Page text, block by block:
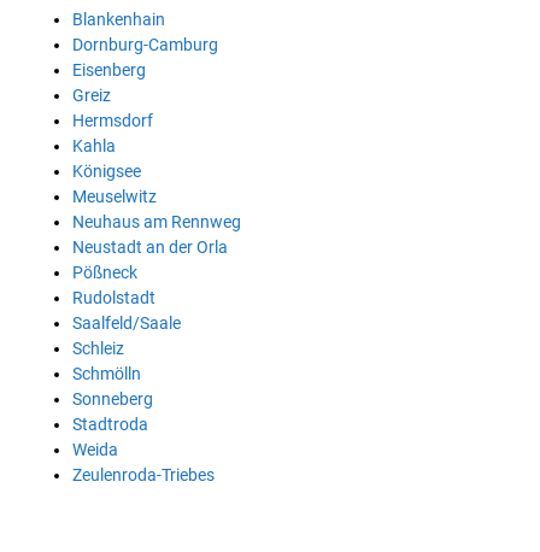
Blankenhain
Dornburg-Camburg
Eisenberg
Greiz
Hermsdorf
Kahla
Königsee
Meuselwitz
Neuhaus am Rennweg
Neustadt an der Orla
Pößneck
Rudolstadt
Saalfeld/Saale
Schleiz
Schmölln
Sonneberg
Stadtroda
Weida
Zeulenroda-Triebes